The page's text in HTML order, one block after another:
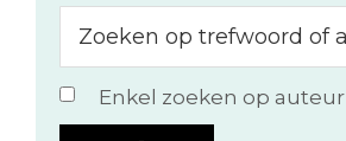
op
trefwoord
of
auteur...
Enkel zoeken op auteur